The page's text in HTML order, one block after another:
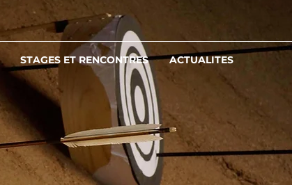
STAGES ET RENCONTRES ACTUALITES